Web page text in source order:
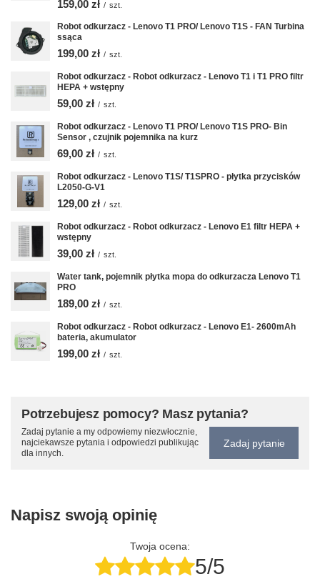
159,00 zł / szt.
Robot odkurzacz - Lenovo T1 PRO/ Lenovo T1S - FAN Turbina
ssąca
199,00 zł / szt.
Robot odkurzacz - Robot odkurzacz - Lenovo T1 i T1 PRO filtr
HEPA + wstępny
59,00 zł / szt.
Robot odkurzacz - Lenovo T1 PRO/ Lenovo T1S PRO- Bin
Sensor , czujnik pojemnika na kurz
69,00 zł / szt.
Robot odkurzacz - Lenovo T1S/ T1SPRO - płytka przycisków
L2050-G-V1
129,00 zł / szt.
Robot odkurzacz - Robot odkurzacz - Lenovo E1 filtr HEPA +
wstępny
39,00 zł / szt.
Water tank, pojemnik płytka mopa do odkurzacza Lenovo T1
PRO
189,00 zł / szt.
Robot odkurzacz - Robot odkurzacz - Lenovo E1- 2600mAh
bateria, akumulator
199,00 zł / szt.
Potrzebujesz pomocy? Masz pytania?
Zadaj pytanie a my odpowiemy niezwłocznie,
najciekawsze pytania i odpowiedzi publikując
dla innych.
Zadaj pytanie
Napisz swoją opinię
Twoja ocena:
5/5